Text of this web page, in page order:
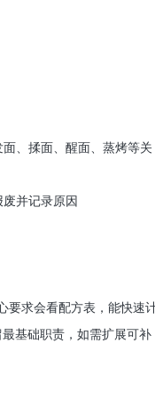
、揉面、醒面、蒸烤等关
并记录原因
要求会看配方表，能快速
基础职责，如需扩展可补